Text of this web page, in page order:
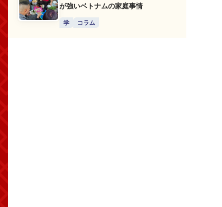
が強いベトナムの家庭事情
学 コラム